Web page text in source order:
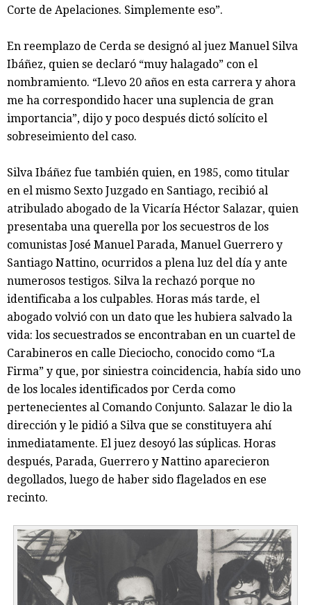
Corte de Apelaciones. Simplemente eso”.
En reemplazo de Cerda se designó al juez Manuel Silva
Ibáñez, quien se declaró “muy halagado” con el
nombramiento. “Llevo 20 años en esta carrera y ahora
me ha correspondido hacer una suplencia de gran
importancia”, dijo y poco después dictó solícito el
sobreseimiento del caso.
Silva Ibáñez fue también quien, en 1985, como titular
en el mismo Sexto Juzgado en Santiago, recibió al
atribulado abogado de la Vicaría Héctor Salazar, quien
presentaba una querella por los secuestros de los
comunistas José Manuel Parada, Manuel Guerrero y
Santiago Nattino, ocurridos a plena luz del día y ante
numerosos testigos. Silva la rechazó porque no
identificaba a los culpables. Horas más tarde, el
abogado volvió con un dato que les hubiera salvado la
vida: los secuestrados se encontraban en un cuartel de
Carabineros en calle Dieciocho, conocido como “La
Firma” y que, por siniestra coincidencia, había sido uno
de los locales identificados por Cerda como
pertenecientes al Comando Conjunto. Salazar le dio la
dirección y le pidió a Silva que se constituyera ahí
inmediatamente. El juez desoyó las súplicas. Horas
después, Parada, Guerrero y Nattino aparecieron
degollados, luego de haber sido flagelados en ese
recinto.